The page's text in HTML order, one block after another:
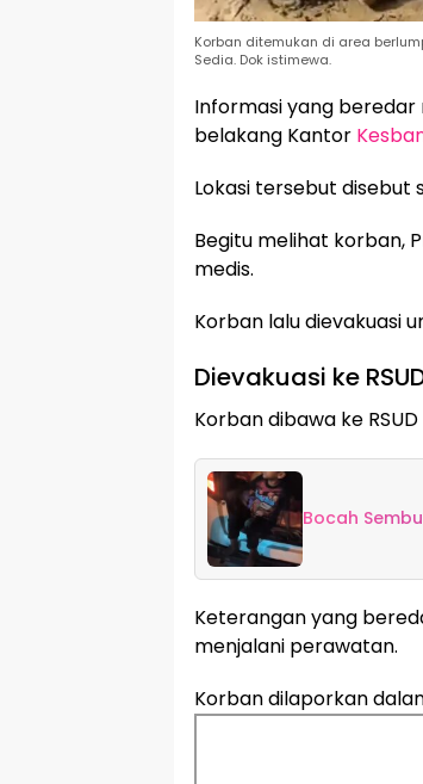
Korban ditemukan di area
Sedia. Dok istimewa.
Informasi yang
belakang Kantor
Lokasi tersebut disebut
Begitu melihat korban,
medis.
Korban lalu dievakuasi
Dievakuasi ke
Korban dibawa ke
Bocah
Keterangan yang
menjalani perawatan.
Korban dilaporkan